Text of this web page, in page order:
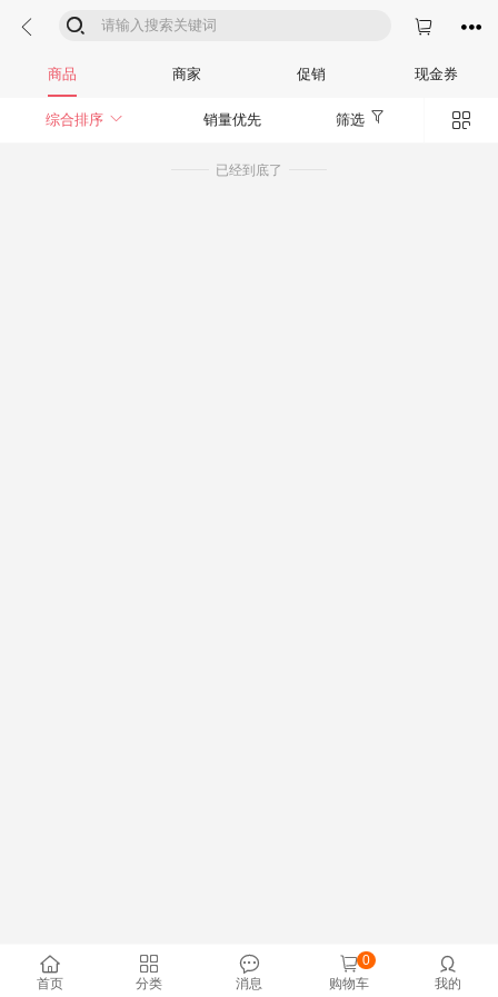
  

商品 商家 促销 现金券
综合排序  销量优先 筛选 
已经到底了

首页

分类

消息

购物车
0 
我的